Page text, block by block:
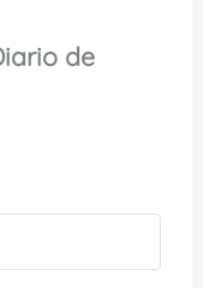
de